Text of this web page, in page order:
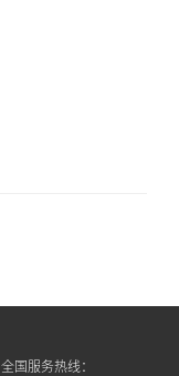
全国服务热线：